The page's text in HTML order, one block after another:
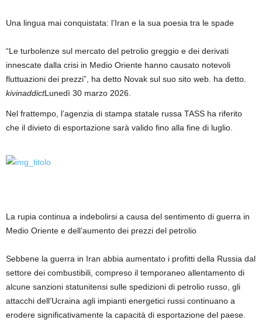
Una lingua mai conquistata: l’Iran e la sua poesia tra le spade
“Le turbolenze sul mercato del petrolio greggio e dei derivati ​​
innescate dalla crisi in Medio Oriente hanno causato notevoli
fluttuazioni dei prezzi”, ha detto Novak sul suo sito web. ha detto.
kivinaddictLunedì 30 marzo 2026.
Nel frattempo, l’agenzia di stampa statale russa TASS ha riferito
che il divieto di esportazione sarà valido fino alla fine di luglio.
La rupia continua a indebolirsi a causa del sentimento di guerra in
Medio Oriente e dell’aumento dei prezzi del petrolio
Sebbene la guerra in Iran abbia aumentato i profitti della Russia dal
settore dei combustibili, compreso il temporaneo allentamento di
alcune sanzioni statunitensi sulle spedizioni di petrolio russo, gli
attacchi dell’Ucraina agli impianti energetici russi continuano a
erodere significativamente la capacità di esportazione del paese.